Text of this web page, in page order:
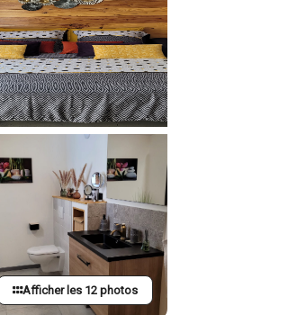
Afficher les 12 photos